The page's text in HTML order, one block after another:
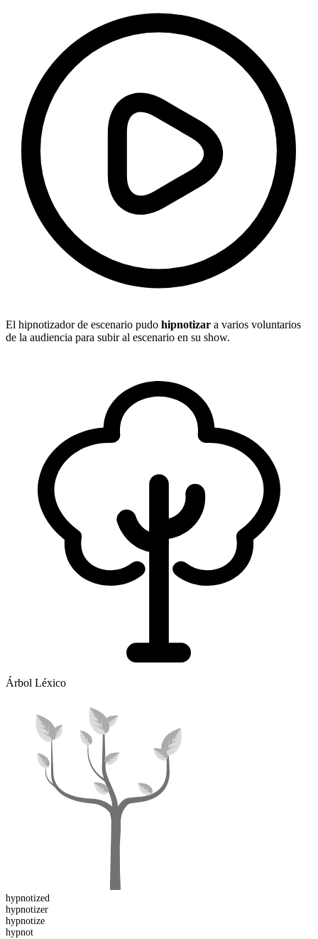
El hipnotizador de escenario pudo hipnotizar a varios voluntarios
de la audiencia para subir al escenario en su show.
Árbol Léxico
hypnotized
hypnotizer
hypnotize
hypnot